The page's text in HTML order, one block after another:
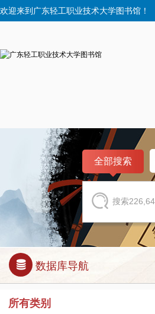
欢迎来到广东轻工职业技术大学图书馆！
全部搜索
数据库导航
所有类别